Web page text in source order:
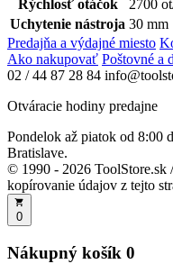
Rýchlosť otáčok
2700
Uchytenie nástroja 30 mm
Predajňa a výdajné miesto
Ako nakupovať Poštovné a
02 / 44 87 28 84
Otváracie hodiny predajne
Pondelok až piatok od 8:00
Bratislave.
© 1990 - 2026 ToolStore.sk
kopírovanie údajov z tejto
0
Nákupný košík 0